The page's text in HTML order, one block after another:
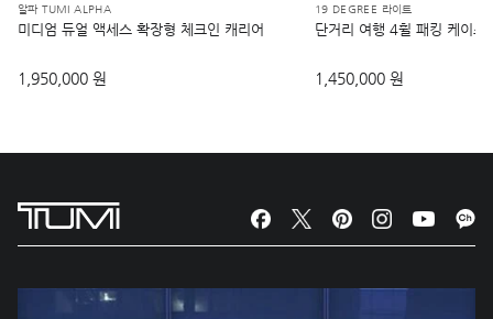
알파 TUMI ALPHA
미디엄 듀얼 액세스 확장형 체크인 캐리어
1,950,000 원
19 DEGREE 라이트
단거리 여행 4휠 패킹 케이스
1,450,000 원